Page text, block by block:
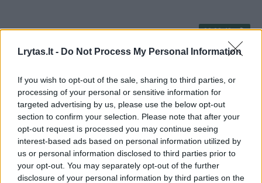
Lrytas.lt - Do Not Process My Personal Information
If you wish to opt-out of the sale, sharing to third parties, or
processing of your personal or sensitive information for
targeted advertising by us, please use the below opt-out
section to confirm your selection. Please note that after your
opt-out request is processed you may continue seeing
interest-based ads based on personal information utilized by
us or personal information disclosed to third parties prior to
your opt-out. You may separately opt-out of the further
disclosure of your personal information by third parties on the
00:00:40
pastebėti virš karinės bazės
Visi įrašai
Žiūrimiausi įrašai